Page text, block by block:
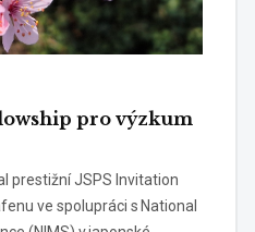
pro výzkum
prestižní JSPS Invitation
ve spolupráci s National